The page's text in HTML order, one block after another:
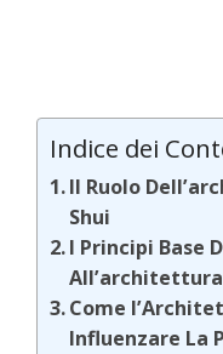
Indice dei
Il Ruolo
Shui
I Principi Base
All’architettura
Come
Influenzare La